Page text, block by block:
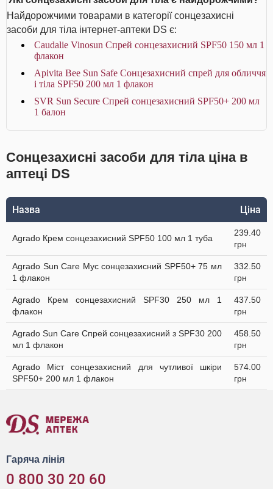
Найдорожчими товарами в категорії сонцезахисні
засоби для тіла інтернет-аптеки DS є:
Caudalie Vinosun Спрей сонцезахисний SPF50 150 мл 1
флакон
Apivita Bee Sun Safe Сонцезахисний спрей для обличчя
і тіла SPF50 200 мл 1 флакон
SVR Sun Secure Спрей сонцезахисний SPF50+ 200 мл
1 балон
Сонцезахисні засоби для тіла ціна в
аптеці DS
Назва Ціна
Agrado Крем сонцезахисний SPF50 100 мл 1 туба
239.40
грн
Agrado Sun Care Мус сонцезахисний SPF50+ 75 мл
1 флакон
332.50
грн
Agrado Крем сонцезахисний SPF30 250 мл 1
флакон
437.50
грн
Agrado Sun Care Спрей сонцезахисний з SPF30 200
мл 1 флакон
458.50
грн
Agrado Міст сонцезахисний для чутливої шкіри
SPF50+ 200 мл 1 флакон
574.00
грн
Гаряча лінія
0 800 30 20 60